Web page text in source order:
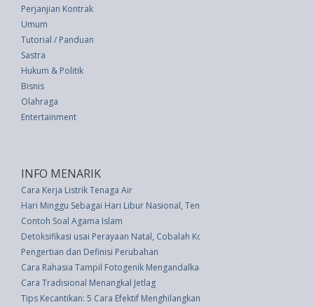
Perjanjian Kontrak
Umum
Tutorial / Panduan
Sastra
Hukum & Politik
Bisnis
Olahraga
Entertainment
INFO MENARIK
Cara Kerja Listrik Tenaga Air
Hari Minggu Sebagai Hari Libur Nasional, Tengok Sejarahnya
Contoh Soal Agama Islam
Detoksifikasi usai Perayaan Natal, Cobalah Konsumsi 7 Makanan Ini
Pengertian dan Definisi Perubahan
Cara Rahasia Tampil Fotogenik Mengandalkan Lidah Anda
Cara Tradisional Menangkal Jetlag
Tips Kecantikan: 5 Cara Efektif Menghilangkan Jerawat Dan Noda